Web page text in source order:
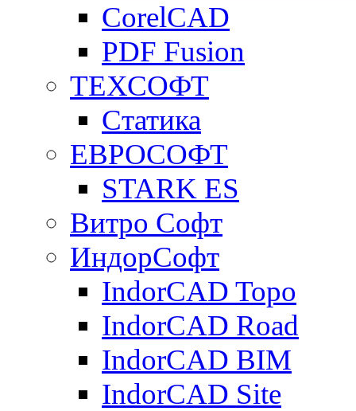
CorelCAD
PDF Fusion
ТЕХСОФТ
Статика
ЕВРОСОФТ
STARK ES
Витро Софт
ИндорСофт
IndorCAD Topo
IndorCAD Road
IndorCAD BIM
IndorCAD Site